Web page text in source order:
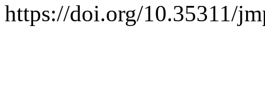
https://doi.org/10.35311/